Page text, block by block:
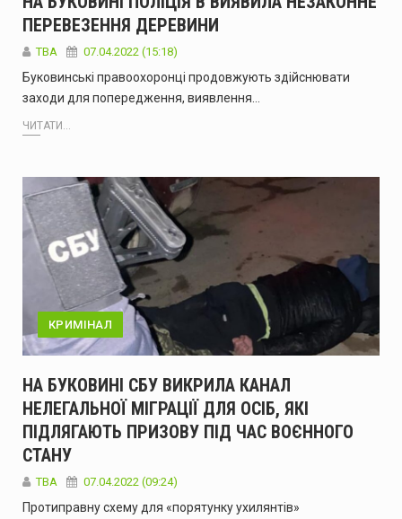
ПЕРЕВЕЗЕННЯ ДЕРЕВИНИ
ТВА 07.04.2022 (15:18)
Буковинські правоохоронці продовжують здійснювати
заходи для попередження, виявлення…
ЧИТАТИ...
КРИМІНАЛ
НА БУКОВИНІ СБУ ВИКРИЛА КАНАЛ
НЕЛЕГАЛЬНОЇ МІГРАЦІЇ ДЛЯ ОСІБ, ЯКІ
ПІДЛЯГАЮТЬ ПРИЗОВУ ПІД ЧАС ВОЄННОГО
СТАНУ
ТВА 07.04.2022 (09:24)
Протиправну схему для «порятунку ухилянтів»